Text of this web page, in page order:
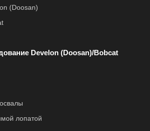
(Doosan)
Develon (Doosan)/Bobcat
лопатой